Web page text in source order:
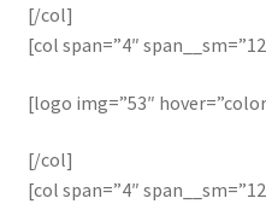
[/col]
[col span=”4″
[logo img=”53″
[/col]
[col span=”4″